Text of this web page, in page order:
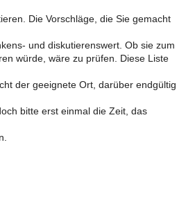
Die Vorschläge, die Sie gemacht
und diskutierenswert. Ob sie zum
würde, wäre zu prüfen. Diese Liste
der geeignete Ort, darüber endgültig
bitte erst einmal die Zeit, das